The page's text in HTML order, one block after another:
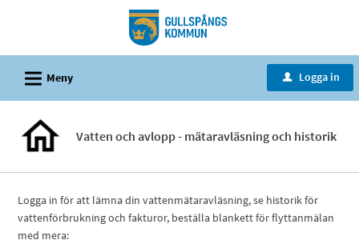
tjänster
Gullspångs
kommun
L Meny u Logga in
Vatten och avlopp - mätaravläsning och historik
Logga in för att lämna din vattenmätaravläsning, se historik för
vattenförbrukning och fakturor, beställa blankett för flyttanmälan
med mera: